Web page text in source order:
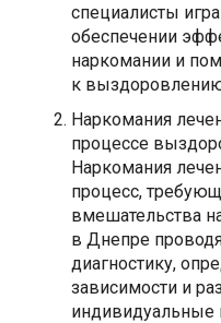
специалисты
обеспечении
наркомании и
к
Наркомания
процессе
Наркомания
процесс,
вмешательства
в Днепре
диагностику,
зависимости и
индивидуальные